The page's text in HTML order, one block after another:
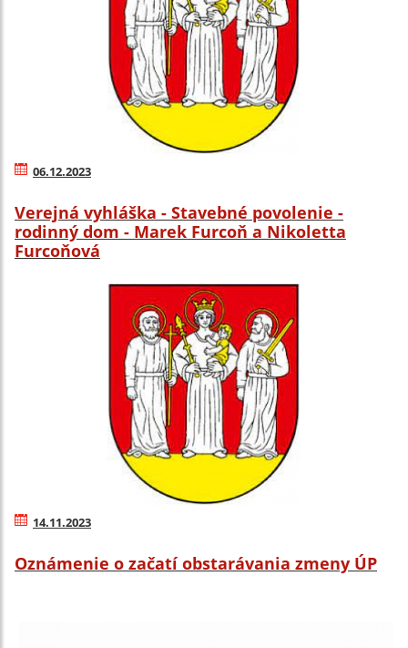
06.12.2023
Verejná vyhláška - Stavebné povolenie -
rodinný dom - Marek Furcoň a Nikoletta
Furcoňová
14.11.2023
Oznámenie o začatí obstarávania zmeny ÚP